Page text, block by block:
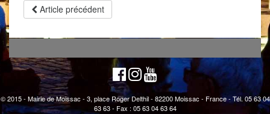
Article précédent
© 2015 - Mairie de Moissac - 3, place Roger Delthil - 82200 Moissac - France - Tél. 05 63 04
63 63 - Fax : 05 63 04 63 64